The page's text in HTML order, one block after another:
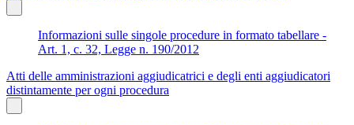
Informazioni sulle singole procedure in formato tabellare -
Art. 1, c. 32, Legge n. 190/2012
Atti delle amministrazioni aggiudicatrici e degli enti aggiudicatori
distintamente per ogni procedura